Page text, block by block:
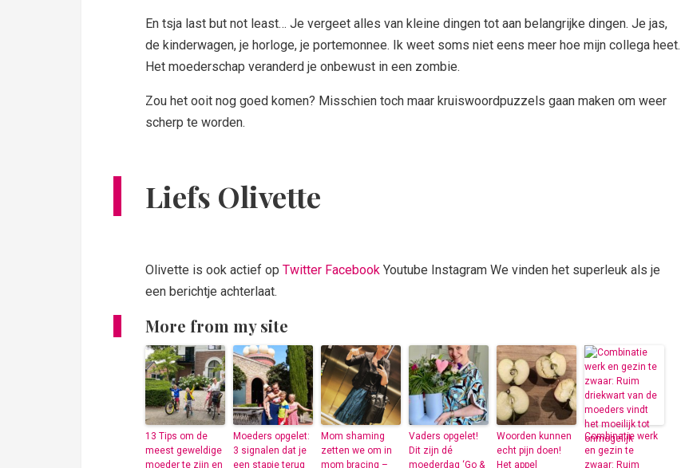
En tsja last but not least… Je vergeet alles van kleine dingen tot aan belangrijke dingen. Je jas,
de kinderwagen, je horloge, je portemonnee. Ik weet soms niet eens meer hoe mijn collega heet.
Het moederschap veranderd je onbewust in een zombie.
Zou het ooit nog goed komen? Misschien toch maar kruiswoordpuzzels gaan maken om weer
scherp te worden.
Liefs Olivette
Olivette is ook actief op Twitter Facebook Youtube Instagram We vinden het superleuk als je
een berichtje achterlaat.
More from my site
13 Tips om de
meest geweldige
moeder te zijn en
Moeders opgelet:
3 signalen dat je
een stapje terug
Mom shaming
zetten we om in
mom bracing –
Vaders opgelet!
Dit zijn dé
moederdag ‘Go &
Woorden kunnen
echt pijn doen!
Het appel
Combinatie werk
en gezin te
zwaar: Ruim